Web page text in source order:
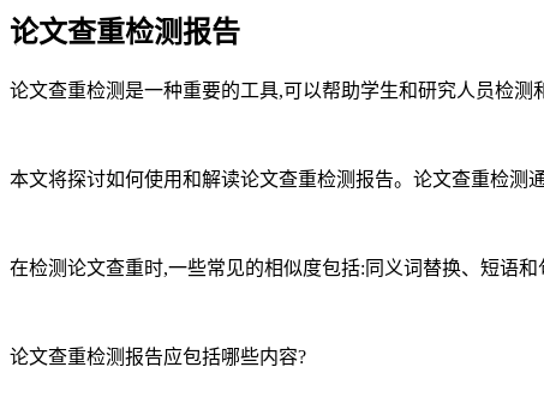
论文查重检测报告
论文查重检测是一种重要的工具,可以帮助学生和研究人员检测
本文将探讨如何使用和解读论文查重检测报告。论文查重检测
在检测论文查重时,一些常见的相似度包括:同义词替换、短语
论文查重检测报告应包括哪些内容?